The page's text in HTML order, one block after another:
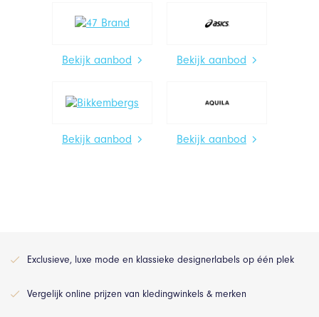
Bekijk aanbod Bekijk aanbod
Bekijk aanbod Bekijk aanbod
Exclusieve, luxe mode en klassieke designerlabels op één plek
Vergelijk online prijzen van kledingwinkels & merken